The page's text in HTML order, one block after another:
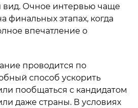
Очное интервью чаще
финальных этапах, когда
впечатление о
проводится по
способ ускорить
пообщаться с кандидатом
даже страны. В условиях